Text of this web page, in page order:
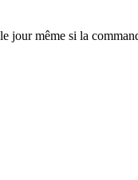
jour même si la